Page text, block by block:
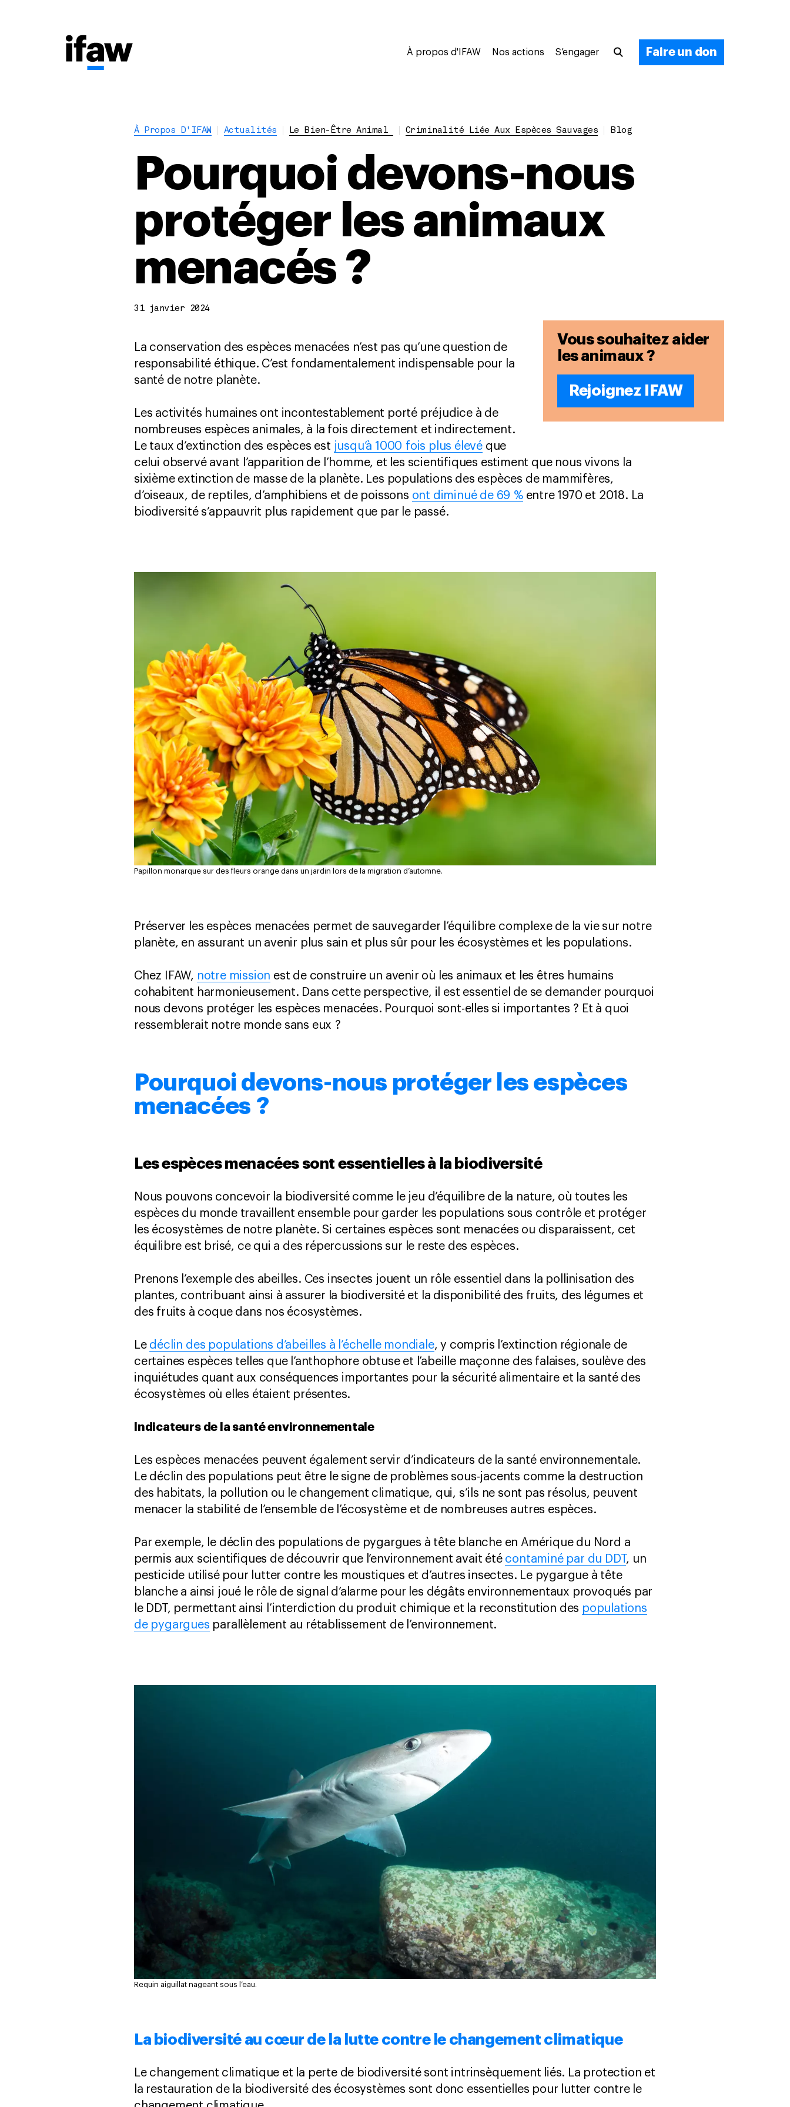
À propos d'IFAW Nos actions S’engager Faire un don
À Propos D'IFAW Actualités Le Bien-Être Animal Criminalité Liée Aux Espèces Sauvages Blog
Pourquoi devons-nous
protéger les animaux
menacés ?
31 janvier 2024
Vous souhaitez aider
les animaux ?
Rejoignez IFAW
La conservation des espèces menacées n’est pas qu’une question de
responsabilité éthique. C’est fondamentalement indispensable pour la
santé de notre planète.
Les activités humaines ont incontestablement porté préjudice à de
nombreuses espèces animales, à la fois directement et indirectement.
Le taux d’extinction des espèces est jusqu’à 1000 fois plus élevé que
celui observé avant l’apparition de l’homme, et les scientifiques estiment que nous vivons la
sixième extinction de masse de la planète. Les populations des espèces de mammifères,
d’oiseaux, de reptiles, d’amphibiens et de poissons ont diminué de 69 %entre 1970 et 2018. La
biodiversité s’appauvrit plus rapidement que par le passé.
Papillon monarque sur des fleurs orange dans un jardin lors de la migration d’automne.
Préserver les espèces menacées permet de sauvegarder l’équilibre complexe de la vie sur notre
planète, en assurant un avenir plus sain et plus sûr pour les écosystèmes et les populations.
Chez IFAW, notre mission est de construire un avenir où les animaux et les êtres humains
cohabitent harmonieusement. Dans cette perspective, il est essentiel de se demander pourquoi
nous devons protéger les espèces menacées. Pourquoi sont-elles si importantes ? Et à quoi
ressemblerait notre monde sans eux ?
Pourquoi devons-nous protéger les espèces
menacées ?
Les espèces menacées sont essentielles à la biodiversité
Nous pouvons concevoir la biodiversité comme le jeu d’équilibre de la nature, où toutes les
espèces du monde travaillent ensemble pour garder les populations sous contrôle et protéger
les écosystèmes de notre planète. Si certaines espèces sont menacées ou disparaissent, cet
équilibre est brisé, ce qui a des répercussions sur le reste des espèces.
Prenons l’exemple des abeilles. Ces insectes jouent un rôle essentiel dans la pollinisation des
plantes, contribuant ainsi à assurer la biodiversité et la disponibilité des fruits, des légumes et
des fruits à coque dans nos écosystèmes.
Le déclin des populations d’abeilles à l’échelle mondiale, y compris l’extinction régionale de
certaines espèces telles que l’anthophore obtuse et l’abeille maçonne des falaises, soulève des
inquiétudes quant aux conséquences importantes pour la sécurité alimentaire et la santé des
écosystèmes où elles étaient présentes.
Indicateurs de la santé environnementale
Les espèces menacées peuvent également servir d’indicateurs de la santé environnementale.
Le déclin des populations peut être le signe de problèmes sous-jacents comme la destruction
des habitats, la pollution ou le changement climatique, qui, s’ils ne sont pas résolus, peuvent
menacer la stabilité de l’ensemble de l’écosystème et de nombreuses autres espèces.
Par exemple, le déclin des populations de pygargues à tête blanche en Amérique du Nord a
permis aux scientifiques de découvrir que l’environnement avait été contaminé par du DDT , un
pesticide utilisé pour lutter contre les moustiques et d’autres insectes. Le pygargue à tête
blanche a ainsi joué le rôle de signal d’alarme pour les dégâts environnementaux provoqués par
le DDT, permettant ainsi l’interdiction du produit chimique et la reconstitution des populations
de pygargues parallèlement au rétablissement de l’environnement.
Requin aiguillat nageant sous l’eau.
La biodiversité au cœur de la lutte contre le changement climatique
Le changement climatique et la perte de biodiversité sont intrinsèquement liés. La protection et
la restauration de la biodiversité des écosystèmes sont donc essentielles pour lutter contre le